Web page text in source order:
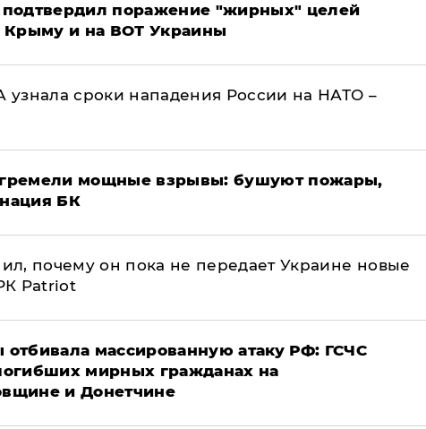
поражение "жирных" целей
Крыму и на ВОТ Украины
узнала сроки нападения России на НАТО –
мощные взрывы: бушуют пожары,
БК
почему он пока не передает Украине новые
Patriot
массированную атаку РФ: ГСЧС
мирных гражданах на
и Донетчине